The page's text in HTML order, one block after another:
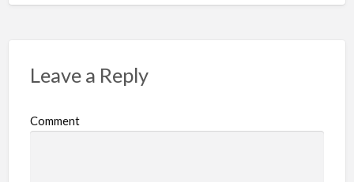
Leave a Reply
Comment